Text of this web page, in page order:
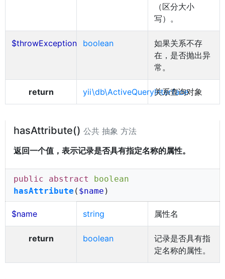
（区分大小
写）。
$throwException boolean
如果关系不存
在，是否抛出异
常。
return yii\db\ActiveQueryInterface
关系查询对象
hasAttribute() 公共 抽象 方法
返回一个值，表示记录是否具有指定名称的属性。
public abstract
boolean
hasAttribute ( $name )
$name string 属性名
return boolean
记录是否具有指
定名称的属性。